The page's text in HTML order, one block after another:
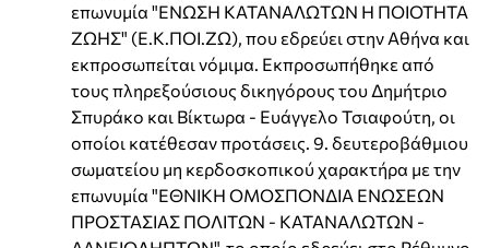
επωνυμία "ΕΝΩΣΗ ΚΑΤΑΝΑΛΩΤΩΝ Η ΠΟΙΟΤΗΤΑ
ΖΩΗΣ" (Ε.Κ.ΠΟΙ.ΖΩ), που εδρεύει στην Αθήνα και
εκπροσωπείται νόμιμα. Εκπροσωπήθηκε από
τους πληρεξούσιους δικηγόρους του Δημήτριο
Σπυράκο και Βίκτωρα - Ευάγγελο Τσιαφούτη, οι
οποίοι κατέθεσαν προτάσεις. 9. δευτεροβάθμιου
σωματείου μη κερδοσκοπικού χαρακτήρα με την
επωνυμία "ΕΘΝΙΚΗ ΟΜΟΣΠΟΝΔΙΑ ΕΝΩΣΕΩΝ
ΠΡΟΣΤΑΣΙΑΣ ΠΟΛΙΤΩΝ - ΚΑΤΑΝΑΛΩΤΩΝ -